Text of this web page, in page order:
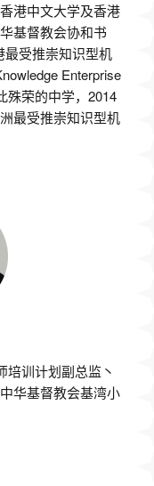
港中文大学及香港
基督教会协和书
最受推崇知识型机
Enterprise
殊荣的中学，2014
最受推崇知识型机
培训计划副总监丶
华基督教会基湾小